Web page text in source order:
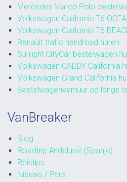
Mercedes Marco Polo
Volkswagen California T6
Volkswagen California T6
Renault trafic handroad huren
Sunlight CityCar bestelwagen
Volkswagen CADDY California
Volkswagen Grand California
Bestelwagenverhuur op lange
VanBreaker
Blog
Roadtrip Andalusië (Spanje)
Reistips
Nieuws / Pers